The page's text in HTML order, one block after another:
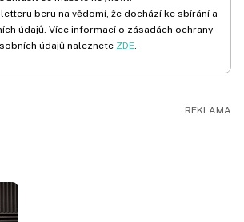
beru na vědomí, že dochází ke sbírání a
údajů. Více informací o zásadách ochrany
údajů naleznete ZDE.